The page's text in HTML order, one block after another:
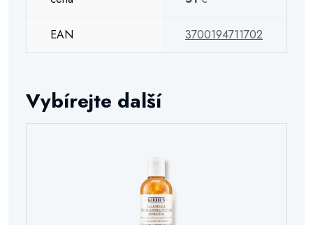
EAN 3700194711702
Vybírejte další